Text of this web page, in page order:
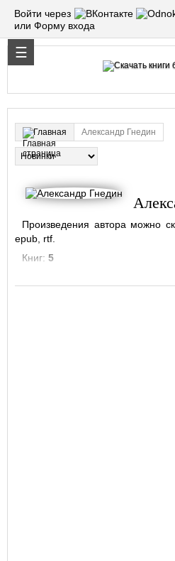
Войти через
или Форму входа
Главная Александр Гнедин
Произведения автора можно
epub, rtf.
Книг: 5